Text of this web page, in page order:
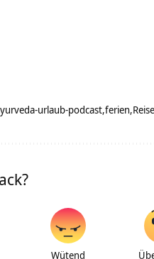
urlaub-podcast ferien
Wütend